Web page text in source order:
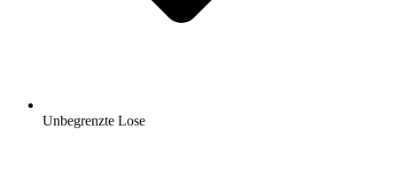
Unbegrenzte Lose